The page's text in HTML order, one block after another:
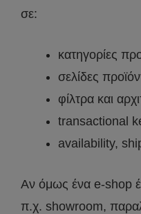
σε:
κατηγορίες
σελίδες
φίλτρα και
transactional
availability,
Αν όμως ένα e-shop
π.χ. showroom,